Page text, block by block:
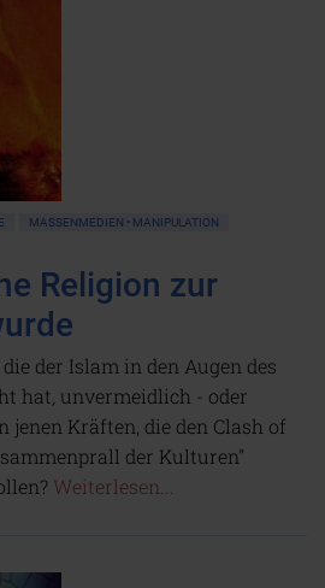
MASSENMEDIEN • MANIPULATION
Religion zur
der Islam in den Augen des
hat, unvermeidlich - oder
Kräften, die den Clash of
der Kulturen"
Weiterlesen...